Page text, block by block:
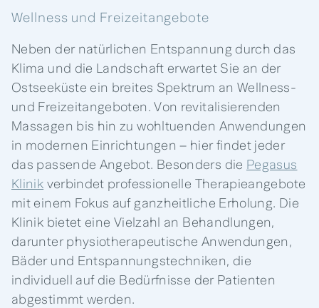
Wellness und Freizeitangebote
Neben der natürlichen Entspannung durch das
Klima und die Landschaft erwartet Sie an der
Ostseeküste ein breites Spektrum an Wellness-
und Freizeitangeboten. Von revitalisierenden
Massagen bis hin zu wohltuenden Anwendungen
in modernen Einrichtungen – hier findet jeder
das passende Angebot. Besonders die Pegasus
Klinik verbindet professionelle Therapieangebote
mit einem Fokus auf ganzheitliche Erholung. Die
Klinik bietet eine Vielzahl an Behandlungen,
darunter physiotherapeutische Anwendungen,
Bäder und Entspannungstechniken, die
individuell auf die Bedürfnisse der Patienten
abgestimmt werden.